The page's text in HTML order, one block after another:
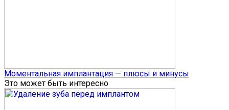
Моментальная имплантация — плюсы и минусы
Это может быть интересно